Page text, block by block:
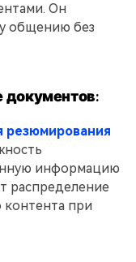
Он
общению без
документов:
резюмирования
информацию
распределение
контента при